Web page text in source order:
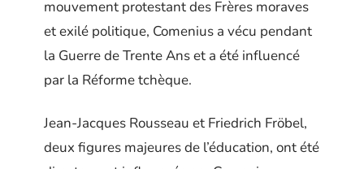
mouvement protestant des Frères moraves
et exilé politique, Comenius a vécu pendant
la Guerre de Trente Ans et a été influencé
par la Réforme tchèque.
Jean-Jacques Rousseau et Friedrich Fröbel,
deux figures majeures de l’éducation, ont été